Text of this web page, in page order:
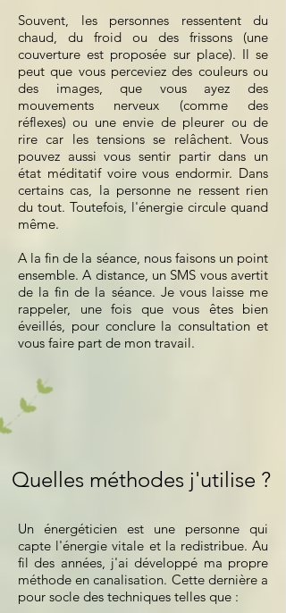
Souvent, les personnes ressentent du
chaud, du froid ou des frissons (une
couverture est proposée sur place). Il se
peut que vous perceviez des couleurs ou
des images, que vous ayez des
mouvements nerveux (comme des
réflexes) ou une envie de pleurer ou de
rire car les tensions se relâchent. Vous
pouvez aussi vous sentir partir dans un
état méditatif voire vous endormir. Dans
certains cas, la personne ne ressent rien
du tout. Toutefois, l'énergie circule quand
même.
A la fin de la séance, nous faisons un point
ensemble. A distance, un SMS vous avertit
de la fin de la séance. Je vous laisse me
rappeler, une fois que vous êtes bien
éveillés, pour conclure la consultation et
vous faire part de mon travail.
Quelles méthodes j'utilise ?
Un énergéticien est une personne qui
capte l'énergie vitale et la redistribue. Au
fil des années, j'ai développé ma propre
méthode en canalisation. Cette dernière a
pour socle des techniques telles que :